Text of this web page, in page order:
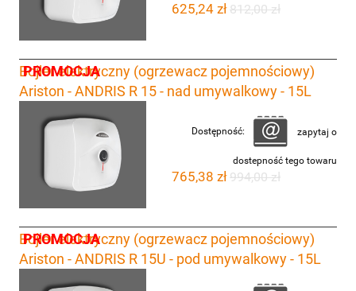
625,24 zł812,00 zł
Bojler elektryczny (ogrzewacz pojemnościowy)
Ariston - ANDRIS R 15 - nad umywalkowy - 15L
Dostępność: zapytaj o
dostepność tego towaru
765,38 zł994,00 zł
PROMOCJA
Bojler elektryczny (ogrzewacz pojemnościowy)
Ariston - ANDRIS R 15U - pod umywalkowy - 15L
PROMOCJA